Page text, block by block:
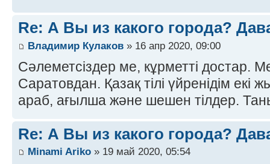
Re: А Вы из какого города?
Владимир Кулаков » 16 апр 2020, 09:00
Сәлеметсіздер ме, кұрметті достар.
Саратовдан. Қазақ тілі үйренідім екі
араб, ағылша және шешен тілдер.
Re: А Вы из какого города?
Minami Ariko » 19 май 2020, 05:54